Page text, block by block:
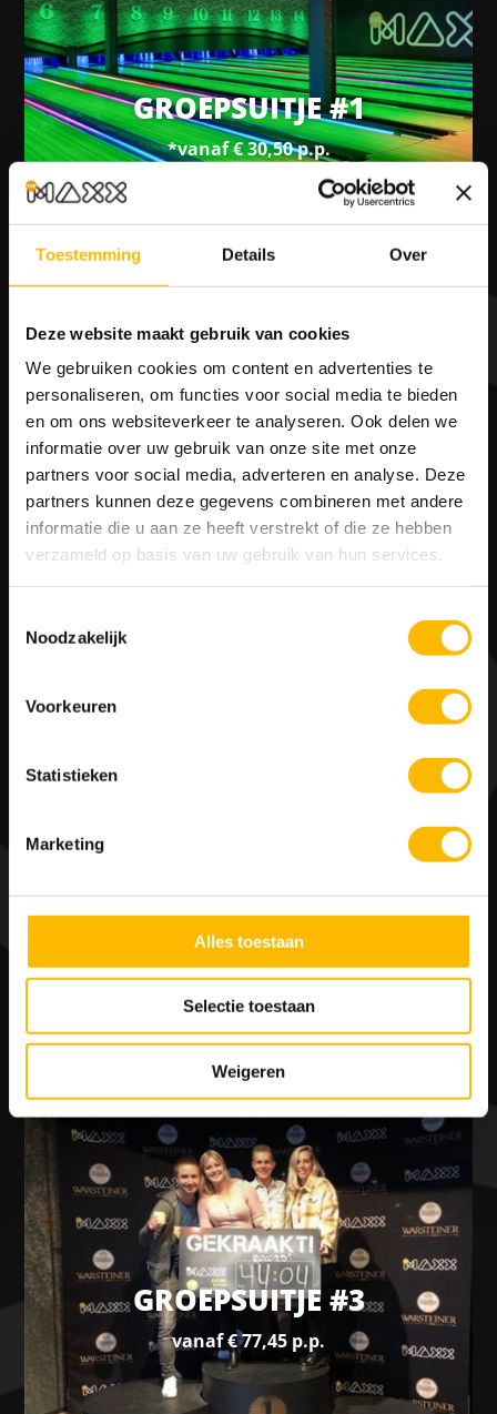
Toestemming Details Over
Deze website maakt gebruik van cookies
We gebruiken cookies om content en advertenties te
personaliseren, om functies voor social media te bieden
en om ons websiteverkeer te analyseren. Ook delen we
informatie over uw gebruik van onze site met onze
partners voor social media, adverteren en analyse. Deze
partners kunnen deze gegevens combineren met andere
informatie die u aan ze heeft verstrekt of die ze hebben
verzameld op basis van uw gebruik van hun services.
Noodzakelijk
Voorkeuren
Statistieken
Marketing
Alles toestaan
Selectie toestaan
Weigeren
GROEPSUITJE #1
*vanaf € 30,50 p.p.
– 1 spel Lasergame
DIRECT BOEKEN
– Training, Kwalificatie & Finale (3 x10 min.)
– Raceoverzicht
– Prijsuitreiking
– Drankje & Bittergarnituur
DIRECT RESERVEREN
GROEPSUITJE #3
vanaf € 77,45 p.p.